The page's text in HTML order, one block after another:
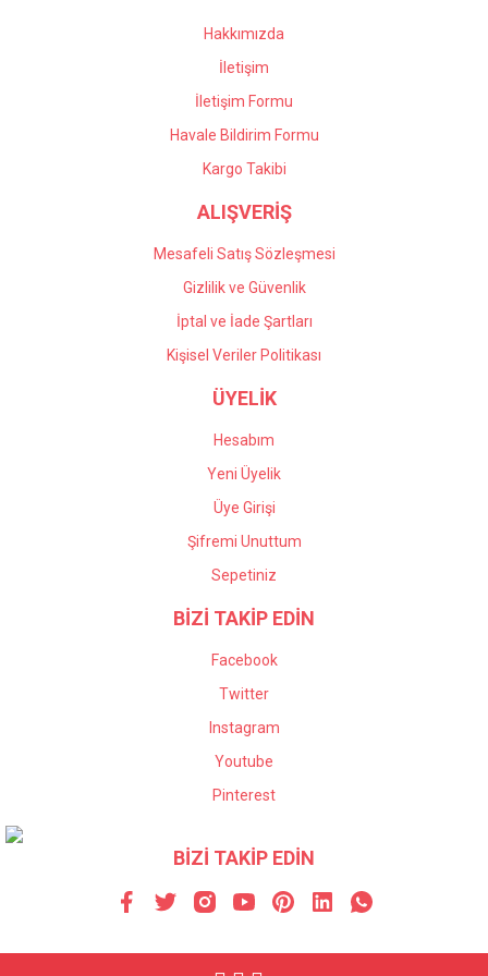
Gönder
Hakkımızda
İletişim
İletişim Formu
Havale Bildirim Formu
Kargo Takibi
ALIŞVERİŞ
Mesafeli Satış Sözleşmesi
Gizlilik ve Güvenlik
İptal ve İade Şartları
Kişisel Veriler Politikası
ÜYELİK
Hesabım
Yeni Üyelik
Üye Girişi
Şifremi Unuttum
Sepetiniz
BİZİ TAKİP EDİN
Facebook
Twitter
Instagram
Youtube
Pinterest
BİZİ TAKİP EDİN